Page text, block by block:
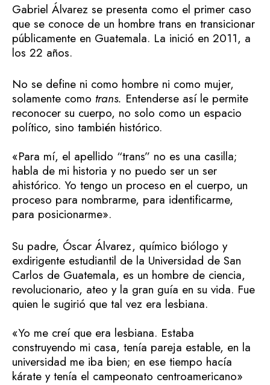
Gabriel Álvarez se presenta como el primer caso
que se conoce de un hombre trans en transicionar
públicamente en Guatemala. La inició en 2011, a
los 22 años.
No se define ni como hombre ni como mujer,
solamente como trans. Entenderse así le permite
reconocer su cuerpo, no solo como un espacio
político, sino también histórico.
«Para mí, el apellido “trans” no es una casilla;
habla de mi historia y no puedo ser un ser
ahistórico. Yo tengo un proceso en el cuerpo, un
proceso para nombrarme, para identificarme,
para posicionarme».
Su padre, Óscar Álvarez, químico biólogo y
exdirigente estudiantil de la Universidad de San
Carlos de Guatemala, es un hombre de ciencia,
revolucionario, ateo y la gran guía en su vida. Fue
quien le sugirió que tal vez era lesbiana.
«Yo me creí que era lesbiana. Estaba
construyendo mi casa, tenía pareja estable, en la
universidad me iba bien; en ese tiempo hacía
kárate y tenía el campeonato centroamericano»